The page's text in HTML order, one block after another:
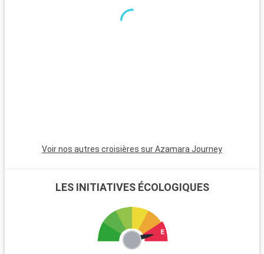
de plats à base de morue ou des pastéis de Belém, le tout
Voir nos autres croisières sur Azamara Journey
LES INITIATIVES ÉCOLOGIQUES